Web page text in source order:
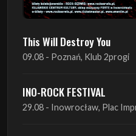
This Will Destroy You
09.08 - Poznań, Klub 2progi
INO-ROCK FESTIVAL
29.08 - Inowrocław, Plac